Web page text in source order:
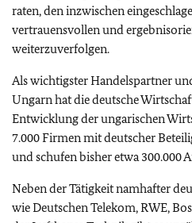
raten, den inzwischen
vertrauensvollen und
weiterzuverfolgen.
Als wichtigster Handelspartner
Ungarn hat die deutsche
Entwicklung der ungarischen
7.000 Firmen mit deutscher
und schufen bisher etwa 300.000
Neben der Tätigkeit namhafter
wie Deutschen Telekom, RWE,